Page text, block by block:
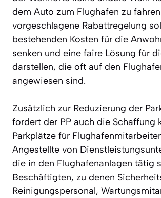
dem Auto zum Flughafen zu
vorgeschlagene Rabattregelung
bestehenden Kosten für die
senken und eine faire Lösung für
darstellen, die oft auf den
angewiesen sind.
Zusätzlich zur Reduzierung der
fordert der PP auch die Schaffung
Parkplätze für
Angestellte von
die in den Flughafenanlagen tätig
Beschäftigten, zu denen
Reinigungspersonal,